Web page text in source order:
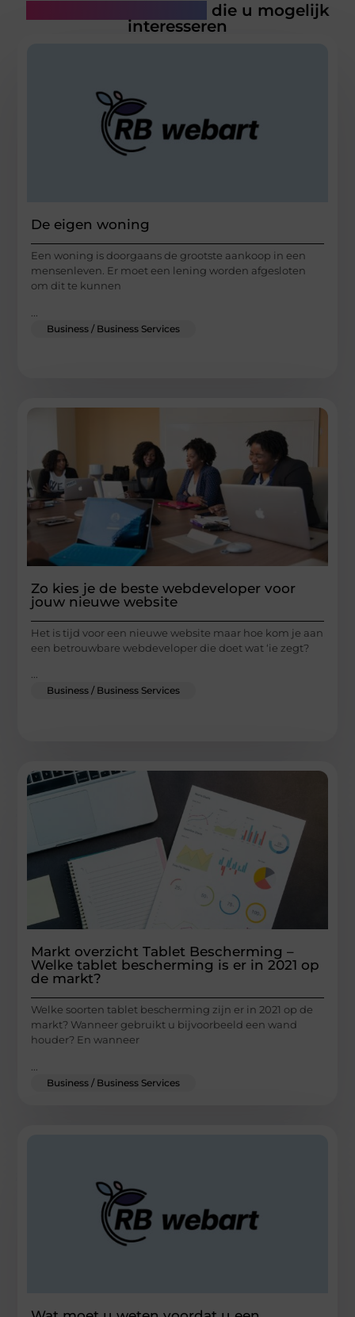
die u mogelijk
interesseren
De eigen woning
Een woning is doorgaans de grootste aankoop in een
mensenleven. Er moet een lening worden afgesloten
om dit te kunnen
Business / Business Services
Zo kies je de beste webdeveloper voor
jouw nieuwe website
Het is tijd voor een nieuwe website maar hoe kom je aan
een betrouwbare webdeveloper die doet wat ‘ie zegt?
Business / Business Services
Markt overzicht Tablet Bescherming –
Welke tablet bescherming is er in 2021 op
de markt?
Welke soorten tablet bescherming zijn er in 2021 op de
markt? Wanneer gebruikt u bijvoorbeeld een wand
houder? En wanneer
Business / Business Services